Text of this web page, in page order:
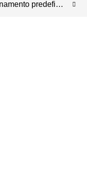
Ordinamento predefinito